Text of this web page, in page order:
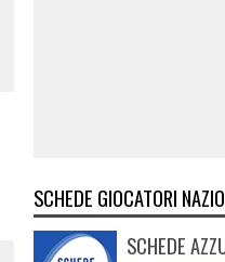
SCHEDE GIOCATORI
SCHEDE